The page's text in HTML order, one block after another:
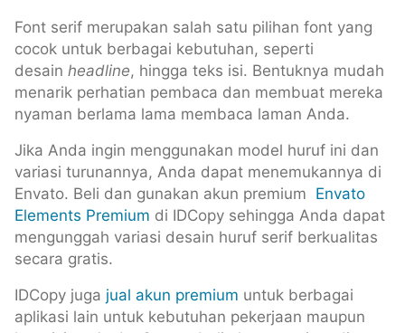
Font serif merupakan salah satu pilihan font yang
cocok untuk berbagai kebutuhan, seperti
desain headline, hingga teks isi. Bentuknya mudah
menarik perhatian pembaca dan membuat mereka
nyaman berlama lama membaca laman Anda.
Jika Anda ingin menggunakan model huruf ini dan
variasi turunannya, Anda dapat menemukannya di
Envato. Beli dan gunakan akun premium Envato
Elements Premium di IDCopy sehingga Anda dapat
mengunggah variasi desain huruf serif berkualitas
secara gratis.
IDCopy juga jual akun premium untuk berbagai
aplikasi lain untuk kebutuhan pekerjaan maupun